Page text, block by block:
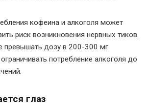
кофеина и алкоголя может
риск возникновения нервных тиков.
превышать дозу в 200-300 мг
потребление алкоголя до
глаз